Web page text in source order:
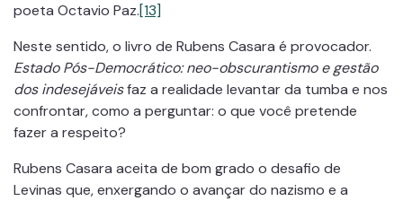
poeta Octavio Paz.[13]
Neste sentido, o livro de Rubens Casara é provocador.
Estado Pós-Democrático: neo-obscurantismo e gestão
dos indesejáveisfaz a realidade levantar da tumba e nos
confrontar, como a perguntar: o que você pretende
fazer a respeito?
Rubens Casara aceita de bom grado o desafio de
Levinas que, enxergando o avançar do nazismo e a